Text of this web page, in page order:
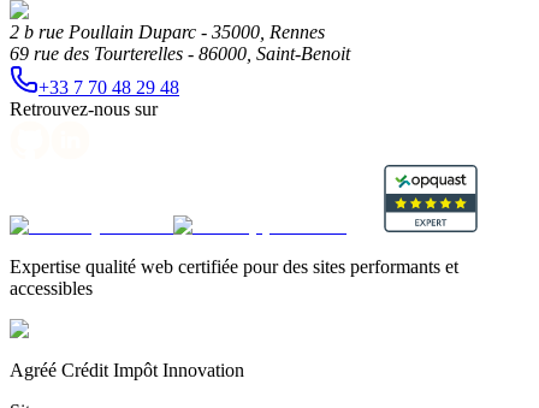
2 b rue Poullain Duparc - 35000, Rennes
69 rue des Tourterelles - 86000, Saint-Benoit
+33 7 70 48 29 48
Retrouvez-nous sur
Expertise qualité web certifiée pour des sites performants et
accessibles
Agréé Crédit Impôt Innovation